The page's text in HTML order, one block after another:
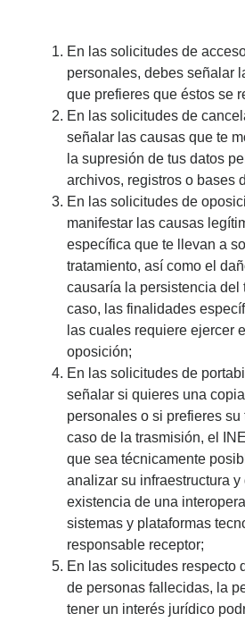
En las solicitudes de
personales, debes señalar
que prefieres que éstos se
En las solicitudes de
señalar las causas que te
la supresión de tus datos
archivos, registros o bases
En las solicitudes de
manifestar las causas
específica que te llevan a
tratamiento, así como el
causaría la persistencia del
caso, las finalidades
las cuales requiere ejercer
oposición;
En las solicitudes de
señalar si quieres una
personales o si prefieres su
caso de la trasmisión, el
que sea técnicamente
analizar su infraestructura y
existencia de una
sistemas y plataformas
responsable receptor;
En las solicitudes respecto
de personas fallecidas, la
tener un interés jurídico